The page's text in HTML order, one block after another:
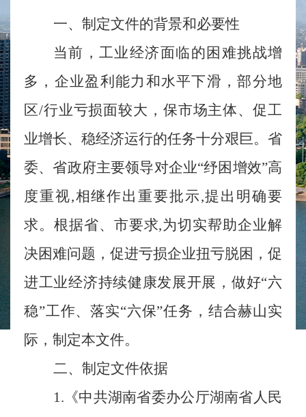
一、制定文件的背景和必要性
当前，工业经济面临的困难挑战增
多，企业盈利能力和水平下滑，部分地
区/行业亏损面较大，保市场主体、促工
业增长、稳经济运行的任务十分艰巨。省
委、省政府主要领导对企业“纾困增效”高
度重视,相继作出重要批示,提出明确要
求。根据省、市要求,为切实帮助企业解
决困难问题，促进亏损企业扭亏脱困，促
进工业经济持续健康发展开展，做好“六
稳”工作、落实“六保”任务， 结合赫山实
际，制定本文件。
二、制定文件依据
1.《中共湖南省委办公厅湖南省人民